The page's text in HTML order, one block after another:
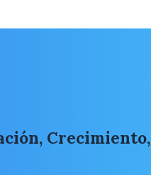
Crecimiento,